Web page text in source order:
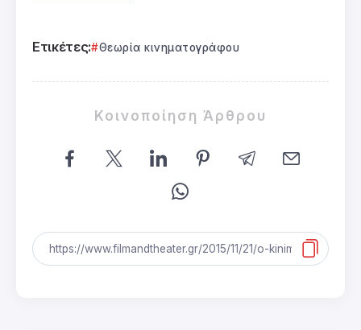
Ετικέτες: Θεωρία κινηματογράφου
Κοινοποίηση Άρθρου